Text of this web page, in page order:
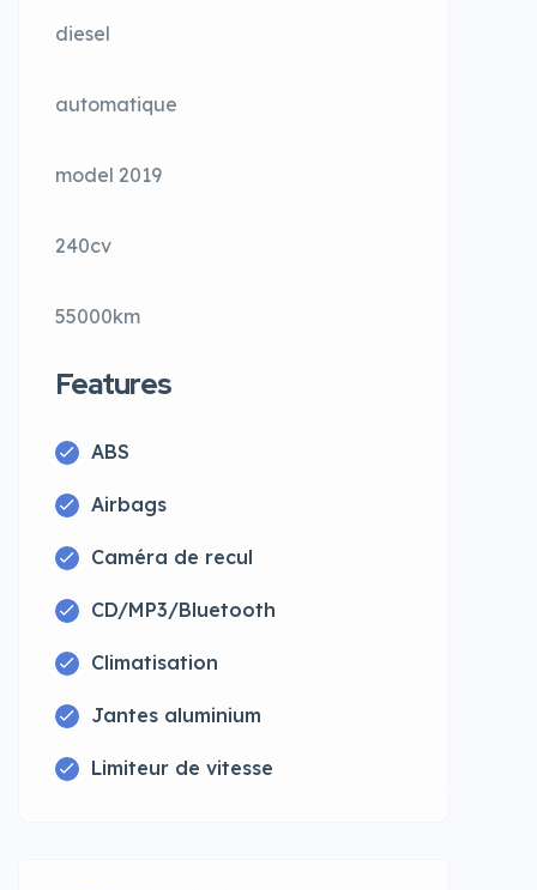
diesel
automatique
model 2019
240cv
55000km
Features
ABS
Airbags
Caméra de recul
CD/MP3/Bluetooth
Climatisation
Jantes aluminium
Limiteur de vitesse